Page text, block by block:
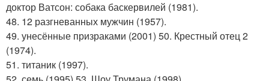
доктор Ватсон: собака баскервилей (1981).
48. 12 разгневанных мужчин (1957).
49. унесённые призраками (2001) 50. Крестный отец 2
(1974).
51. титаник (1997).